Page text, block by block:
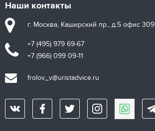
Наши контакты
г. Москва, Каширский пр., д.5 офис 309
+7 (495) 979 69-67
+7 (966) 099 09-11
frolov_v@uristadvice.ru